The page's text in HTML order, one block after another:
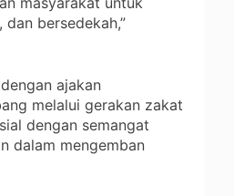
bersedekah,”
ajakan
melalui gerakan zakat
dengan semangat
dalam mengemban